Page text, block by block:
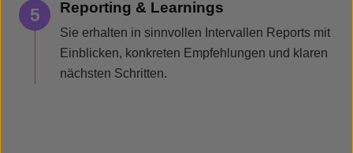
5 Reporting & Learnings
Sie erhalten in sinnvollen Intervallen Reports mit
Einblicken, konkreten Empfehlungen und klaren
nächsten Schritten.